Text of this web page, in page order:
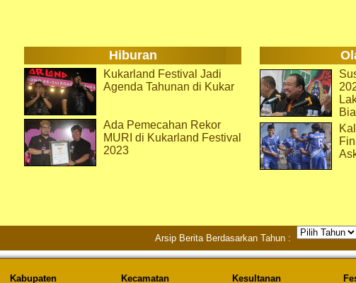
Hiburan
Kukarland Festival Jadi
Agenda Tahunan di Kukar
Ada Pemecahan Rekor
MURI di Kukarland Festival
2023
Arsip Berita Berdasarkan Tahun :
Kabupaten Kecamatan Kesultanan